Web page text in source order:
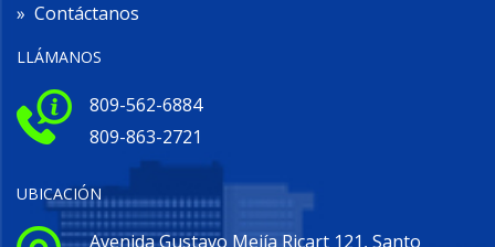
» Contáctanos
LLÁMANOS
809-562-6884
809-863-2721
UBICACIÓN
Avenida Gustavo Mejía Ricart 121, Santo